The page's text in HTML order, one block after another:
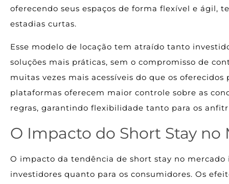
oferecendo seus espaços de forma flexível e ágil,
estadias curtas.
Esse modelo de locação tem atraído tanto
soluções mais práticas, sem o compromisso de
muitas vezes mais acessíveis do que os
plataformas oferecem maior controle sobre as
regras, garantindo flexibilidade tanto para os
O Impacto do Short Stay
O impacto da tendência de short stay no
investidores quanto para os consumidores. Os